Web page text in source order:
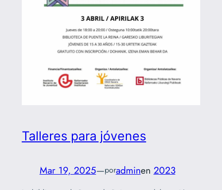
Talleres para jóvenes
Mar 19, 2025—poradminen 2023